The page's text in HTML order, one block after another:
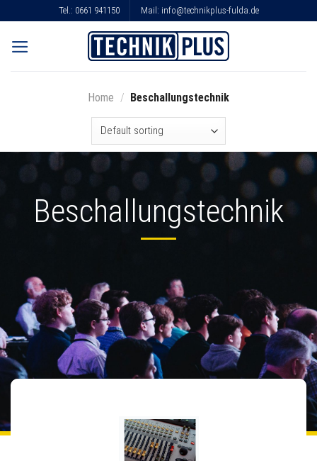
to
content
Tel.: 0661 941150 Mail: info@technikplus-fulda.de
Home / Beschallungstechnik
Beschallungstechnik